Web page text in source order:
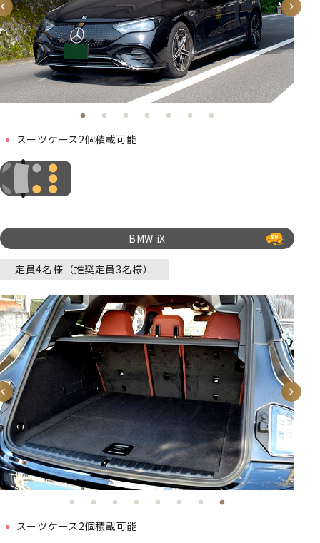
スーツケース2個積載可能
BMW iX
定員4名様（推奨定員3名様）
スーツケース2個積載可能